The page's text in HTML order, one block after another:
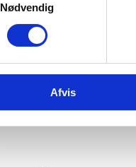
Nødvendig
Afvis
Åbn Outlook og klik
“Søg”: